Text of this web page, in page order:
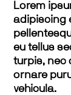
Lorem
adipiscing
eu tellus
turpis, nec
ornare
vehicula.